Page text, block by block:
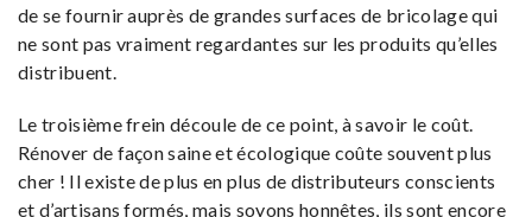
de se fournir auprès de grandes surfaces de bricolage qui
ne sont pas vraiment regardantes sur les produits qu’elles
distribuent.
Le troisième frein découle de ce point, à savoir le coût.
Rénover de façon saine et écologique coûte souvent plus
cher ! Il existe de plus en plus de distributeurs conscients
et d’artisans formés, mais soyons honnêtes, ils sont encore